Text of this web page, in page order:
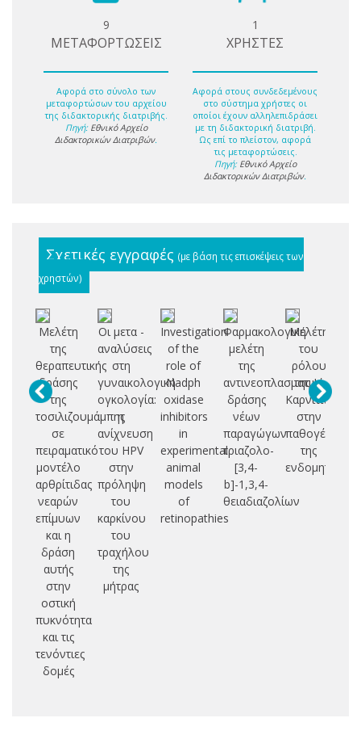
9
ΜΕΤΑΦΟΡΤΩΣΕΙΣ
Αφορά στο σύνολο των
μεταφορτώσων του αρχείου
της διδακτορικής διατριβής.
Πηγή: Εθνικό Αρχείο
Διδακτορικών Διατριβών.
1
ΧΡΗΣΤΕΣ
Αφορά στους συνδεδεμένους
στο σύστημα χρήστες οι
οποίοι έχουν αλληλεπιδράσει
με τη διδακτορική διατριβή.
Ως επί το πλείστον, αφορά
τις μεταφορτώσεις.
Πηγή: Εθνικό Αρχείο
Διδακτορικών Διατριβών.
Σχετικές εγγραφές (με βάση τις επισκέψεις των
χρηστών)
Μελέτη
της
θεραπευτικής
δράσης
της
τοσιλιζουμάμπης
σε
πειραματικό
μοντέλο
αρθρίτιδας
νεαρών
επίμυων
και η
δράση
αυτής
στην
οστική
πυκνότητα
και τις
τενόντιες
δομές
Οι μετα -
αναλύσεις
στη
γυναικολογική
ογκολογία:
η
ανίχνευση
του HPV
στην
πρόληψη
του
καρκίνου
του
τραχήλου
της
μήτρας
Investigation
of the
role of
Nadph
oxidase
inhibitors
in
experimental
animal
models
of
retinopathies
Φαρμακολογική
μελέτη
της
αντινεοπλασματικής
δράσης
νέων
παραγώγων
τριαζολο-
[3,4-
b]-1,3,4-
θειαδιαζολίων
Μελέτη
του
ρόλου
της L-
Καρνιτίνης
στην
παθογένεια
της